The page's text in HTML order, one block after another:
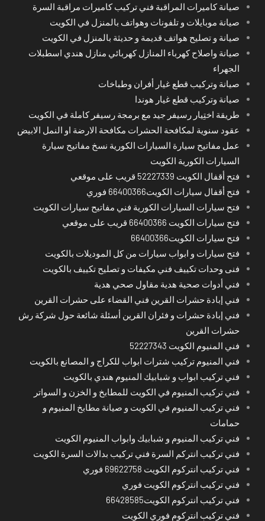
صيانة كاميرات المراقبة فني تركيب كاميرات مراقبة السرة
صيانة موبايلات و تلفونات وهواتف بالمنزل في الكويت
صيانة و تصليح هواتف قديمة و حديثة بالمنزل في الكويت
صيانة واصلاح كهرباء المنازل كهربائي منازل هندي اسطبلات
الجهراء
صيانة وتركيب قطع غيار أفران وطباخات
صيانة وتركيب قطع غيار هوندا
طريقة اختِيار رسيفر جيد مع برمجة رسيفر كاملة في الكويت
عقود سنوية لمكافحة الحشرات مكافحة الارضة او النمل الابيض
عمل مفاتيح سيارة السيارات الكورية نسخ مفاتيح سيارة
السيارات الكورية الكويت
فتح أقفال الكويت 52227339 قريب على موقعي
فتح أقفال سيارات الكويت66400366 فوري
فتح سيارات السيارات الكورية فني مفاتيح سيارات الكويت
فتح سيارات الكويت 66400366 قريب على موقعي
فتح سيارات الكويت66400366
فتح سيارات و ابواب سيارات من كل الموديلات بالكويت
فنى وحدات تكييف فني مكيفات و تصليح تكييف بالكويت
فني أدوات صحية هدية مقاول صحي هدية
فني إبادة حشرات القرين فني القضاء على حشرات القرين
فني إبادة حشرات و فئران القرين أسئلة شائعة حول شركة رش
حشرات القرين
فني المنيوم الكويت 52227343
فني المنيوم تركيب شترات ابواب للكراج و المصانع بالكويت
فني تركيب ابواب و شبابيك المنيوم هندي بالكويت
فني تركيب المنيوم في الكويت للمطابخ و الخزن و السواتر
فني تركيب المنيوم في الكويت و صيانة مطابخ المنيوم و
حمامات
فني تركيب المنيوم و شبابيك وابواب المنيوم الكويت
فني تركيب انتركم السرة فني تركيب بدالات السرة الكويت
فني تركيب انتركوم الكويت 69622758 فوري
فني تركيب انتركوم الكويت فوري
فني تركيب انتركوم الكويت66428585
فني تركيب انتركوم فوري الكويت